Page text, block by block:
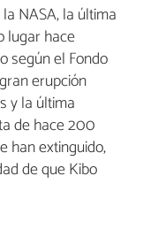
NASA, la última
lugar hace
según el Fondo
erupción
y la última
de hace 200
han extinguido,
de que Kibo